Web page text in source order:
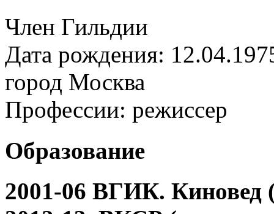
Член Гильдии
Дата рождения:
город Москва
Профессии: режиссер
Образование
2001-06 ВГИК. Киновед